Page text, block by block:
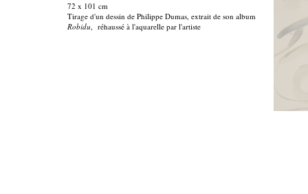
72 x 101 cm
Tirage d'un dessin de Philippe Dumas, extrait de son album
Robidu, réhaussé à l'aquarelle par l'artiste